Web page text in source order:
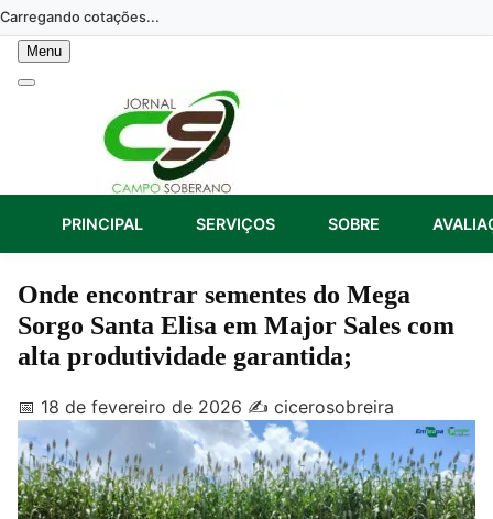
Skip
to
content
Carregando cotações...
Menu
PRINCIPAL SERVIÇOS SOBRE
Onde encontrar sementes do Mega
Sorgo Santa Elisa em Major Sales com
alta produtividade garantida;
📅 18 de fevereiro de 2026 ✍️ cicerosobreira